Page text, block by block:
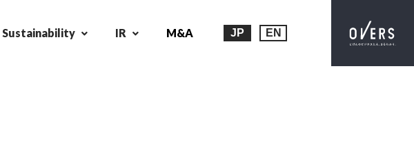
Sustainability IR M&A JP EN